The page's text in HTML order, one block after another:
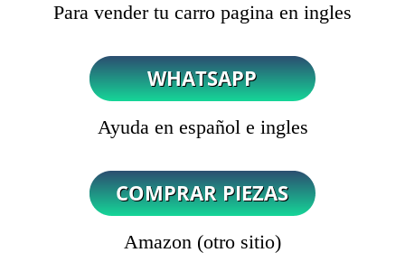
Para vender tu carro pagina en ingles
Ayuda en español e ingles
Amazon (otro sitio)